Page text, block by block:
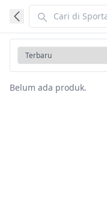
Belum ada produk.